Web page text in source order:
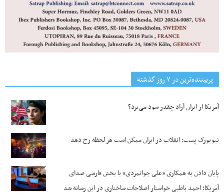
پربیننده‌ترین‌ در ۷ روز گذشته
آمریکا از ایران آزاد چقدر سود می‌برد؟
نیویورک پست: انقلاب در ایران ممکن است هر لحظه رخ دهد
پایان دادن به همکاری «علی جوانمردی» با بخش فارسی صدای
آمریکا؛ احمد باطبی خواستار اصلاحات ساختاری در این رسانه شد